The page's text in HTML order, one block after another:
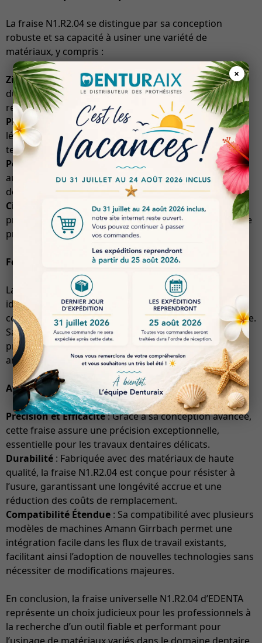
×
La fraise N1.R2.04 se distingue par sa conception
robuste et sa capacité à usiner une variété de
matériaux, y compris :
Zirconia (ZrO2)
: Connu pour sa résistance et sa
durabilité, le zirconia est un matériau de choix pour les
restaurations dentaires.
PMMA: Ce polymère est largement utilisé pour sa
légèreté et sa transparence, idéal pour les prothèses
temporaires.
Peek
: Un matériau hautement résistant à la chaleur et
aux produits chimiques, parfait pour des applications
dentaires spécifiques.
Cire
: Utilisée pour la fabrication de modèles et de
prototypes, la cire permet une grande précision dans le
processus de fraisage.
Forme et Design
La fraise est conçue avec une forme de fraise ronde,
identifiée par le numéro de figure 76 06 07, ce qui lui
confère une polyvalence dans les applications d’usinage.
Sa géométrie optimisée permet une coupe efficace et
précise, réduisant ainsi le temps de traitement tout en
améliorant la qualité des surfaces usinées.
Avantages de la Fraise N1.R2.04
Précision et Efficacité: Grâce à sa conception avancée,
cette fraise assure une précision exceptionnelle,
essentielle pour les travaux dentaires délicats.
Durabilité : Fabriquée avec des matériaux de haute
qualité, la fraise N1.R2.04 est conçue pour résister à
l’usure, garantissant une longévité accrue et une
réduction des coûts de remplacement.
Compatibilité Étendue : Sa compatibilité avec plusieurs
modèles de machines Amann Girrbach permet une
intégration facile dans les flux de travail existants,
facilitant ainsi l’adoption de nouvelles technologies sans
nécessiter de modifications majeures.
En conclusion, la fraise universelle N1.R2.04 d’EDENTA
représente un choix judicieux pour les professionnels à
la recherche d’un outil fiable et performant pour